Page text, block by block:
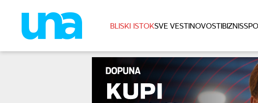
BLISKI ISTOKSVE VESTINOVOSTIBIZNIS